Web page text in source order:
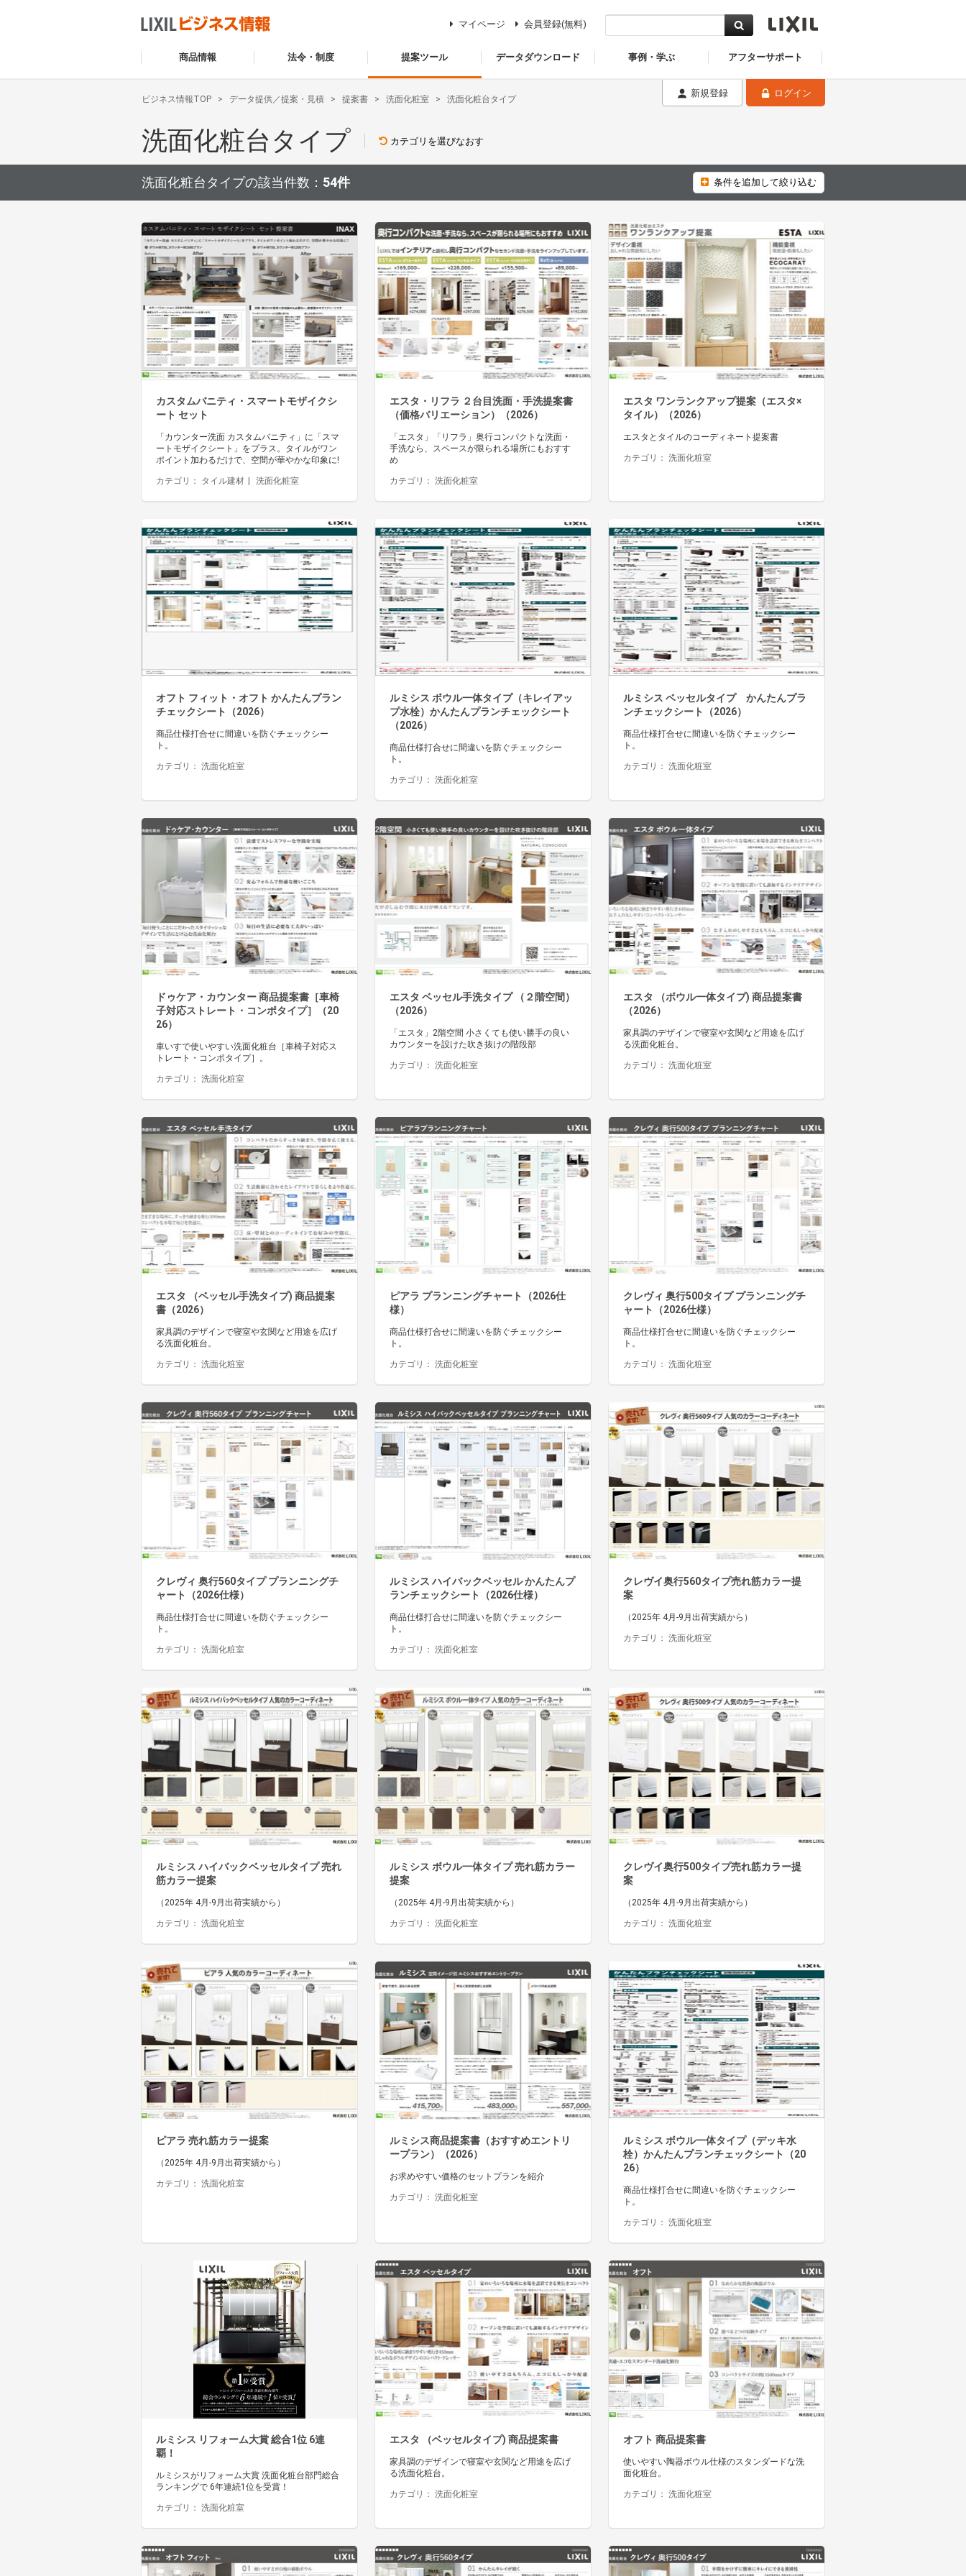
商品情報 法令・制度 提案ツール データダウンロード 事例・学ぶ アフターサポート
マイページ 会員登録(無料)
新規登録 ログイン
ビジネス情報TOP データ提供／提案・見積 提案書 洗面化粧室 洗面化粧台タイプ
洗面化粧台タイプ カテゴリを選びなおす
洗面化粧台タイプの該当件数： 54件 条件を追加して絞り込む
カスタムバニティ・スマートモザイクシ
ート セット
「カウンター洗面 カスタムバニティ」に「スマ
ートモザイクシート」をプラス。タイルがワン
ポイント加わるだけで、空間が華やかな印象に!
カテゴリ： タイル建材 洗面化粧室
エスタ・リフラ ２台目洗面・手洗提案書
（価格バリエーション）（2026）
「エスタ」「リフラ」奥行コンパクトな洗面・
手洗なら、スペースが限られる場所にもおすす
め
カテゴリ： 洗面化粧室
エスタ ワンランクアップ提案（エスタ×
タイル）（2026）
エスタとタイルのコーディネート提案書
カテゴリ： 洗面化粧室
オフト フィット・オフト かんたんプラン
チェックシート（2026）
商品仕様打合せに間違いを防ぐチェックシー
ト。
カテゴリ： 洗面化粧室
ルミシス ボウル一体タイプ（キレイアッ
プ水栓）かんたんプランチェックシート
（2026）
商品仕様打合せに間違いを防ぐチェックシー
ト。
カテゴリ： 洗面化粧室
ルミシス ベッセルタイプ かんたんプラ
ンチェックシート（2026）
商品仕様打合せに間違いを防ぐチェックシー
ト。
カテゴリ： 洗面化粧室
ドゥケア・カウンター 商品提案書［車椅
子対応ストレート・コンポタイプ］（20
26）
車いすで使いやすい洗面化粧台［車椅子対応ス
トレート・コンポタイプ］。
カテゴリ： 洗面化粧室
エスタ ベッセル手洗タイプ （２階空間）
（2026）
「エスタ」2階空間 小さくても使い勝手の良い
カウンターを設けた吹き抜けの階段部
カテゴリ： 洗面化粧室
エスタ （ボウル一体タイプ) 商品提案書
（2026）
家具調のデザインで寝室や玄関など用途を広げ
る洗面化粧台。
カテゴリ： 洗面化粧室
エスタ （ベッセル手洗タイプ) 商品提案
書（2026）
家具調のデザインで寝室や玄関など用途を広げ
る洗面化粧台。
カテゴリ： 洗面化粧室
ピアラ プランニングチャート（2026仕
様）
商品仕様打合せに間違いを防ぐチェックシー
ト。
カテゴリ： 洗面化粧室
クレヴィ 奥行500タイプ プランニングチ
ャート（2026仕様）
商品仕様打合せに間違いを防ぐチェックシー
ト。
カテゴリ： 洗面化粧室
クレヴィ 奥行560タイプ プランニングチ
ャート（2026仕様）
商品仕様打合せに間違いを防ぐチェックシー
ト。
カテゴリ： 洗面化粧室
ルミシス ハイバックベッセル かんたんプ
ランチェックシート（2026仕様）
商品仕様打合せに間違いを防ぐチェックシー
ト。
カテゴリ： 洗面化粧室
クレヴイ奥行560タイプ売れ筋カラー提
案
（2025年 4月-9月出荷実績から）
カテゴリ： 洗面化粧室
ルミシス ハイバックベッセルタイプ 売れ
筋カラー提案
（2025年 4月-9月出荷実績から）
カテゴリ： 洗面化粧室
ルミシス ボウル一体タイプ 売れ筋カラー
提案
（2025年 4月-9月出荷実績から）
カテゴリ： 洗面化粧室
クレヴイ奥行500タイプ売れ筋カラー提
案
（2025年 4月-9月出荷実績から）
カテゴリ： 洗面化粧室
ピアラ 売れ筋カラー提案
（2025年 4月-9月出荷実績から）
カテゴリ： 洗面化粧室
ルミシス商品提案書（おすすめエントリ
ープラン）（2026）
お求めやすい価格のセットプランを紹介
カテゴリ： 洗面化粧室
ルミシス ボウル一体タイプ（デッキ水
栓）かんたんプランチェックシート（20
26）
商品仕様打合せに間違いを防ぐチェックシー
ト。
カテゴリ： 洗面化粧室
ルミシス リフォーム大賞 総合1位 6連
覇！
ルミシスがリフォーム大賞 洗面化粧台部門総合
ランキングで 6年連続1位を受賞！
カテゴリ： 洗面化粧室
エスタ （ベッセルタイプ) 商品提案書
家具調のデザインで寝室や玄関など用途を広げ
る洗面化粧台。
カテゴリ： 洗面化粧室
オフト 商品提案書
使いやすい陶器ボウル仕様のスタンダードな洗
面化粧台。
カテゴリ： 洗面化粧室